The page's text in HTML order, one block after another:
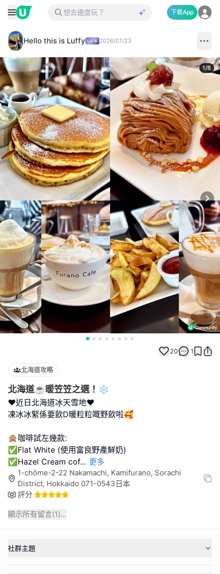
下載App
Hello this is Luffy 2026/01/23
1/8
20 1
北海道攻略
北海道☕️暖笠笠之選！❄️
❤️近日北海道冰天雪地❤️
凍冰冰緊係要飲D暖粒粒嘅野飲啦🥰
🙊咖啡試左幾款:
✅Flat White (使用富良野產鮮奶)
✅Hazel Cream cof... 更多
1-chōme-2-22 Nakamachi, Kamifurano, Sorachi
District, Hokkaido 071-0543日本
評分
顯示所有留言(1)...
社群主題